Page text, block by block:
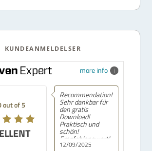
KUNDEANMELDELSER
more info
out of 5
12/09/2025
Recommendation!
Sehr dankbar für
den gratis
Download!
Praktisch und
schön!
Empfehlenswert!